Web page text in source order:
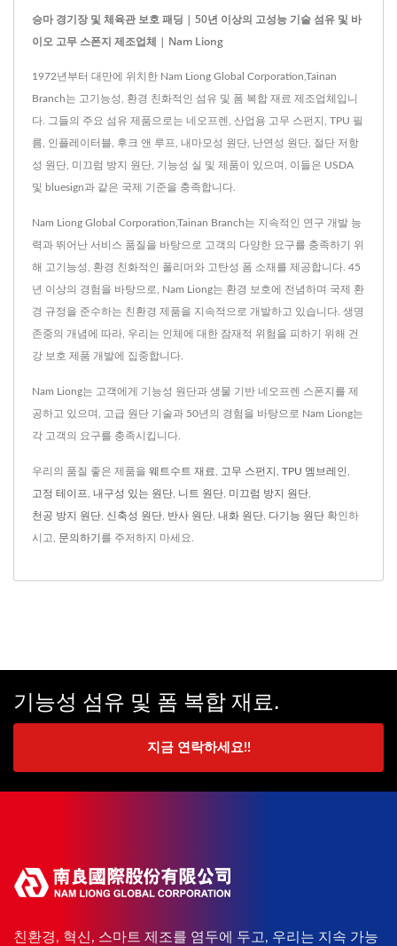
승마 경기장 및 체육관 보호 패딩 | 50년 이상의 고성능 기술 섬유 및 바
이오 고무 스폰지 제조업체 | Nam Liong
1972년부터 대만에 위치한 Nam Liong Global Corporation,Tainan
Branch는 고기능성, 환경 친화적인 섬유 및 폼 복합 재료 제조업체입니
다. 그들의 주요 섬유 제품으로는 네오프렌, 산업용 고무 스펀지, TPU 필
름, 인플레이터블, 후크 앤 루프, 내마모성 원단, 난연성 원단, 절단 저항
성 원단, 미끄럼 방지 원단, 기능성 실 및 제품이 있으며, 이들은 USDA
및 bluesign과 같은 국제 기준을 충족합니다.
Nam Liong Global Corporation,Tainan Branch는 지속적인 연구 개발 능
력과 뛰어난 서비스 품질을 바탕으로 고객의 다양한 요구를 충족하기 위
해 고기능성, 환경 친화적인 폴리머와 고탄성 폼 소재를 제공합니다. 45
년 이상의 경험을 바탕으로, Nam Liong는 환경 보호에 전념하며 국제 환
경 규정을 준수하는 친환경 제품을 지속적으로 개발하고 있습니다. 생명
존중의 개념에 따라, 우리는 인체에 대한 잠재적 위험을 피하기 위해 건
강 보호 제품 개발에 집중합니다.
Nam Liong는 고객에게 기능성 원단과 생물 기반 네오프렌 스폰지를 제
공하고 있으며, 고급 원단 기술과 50년의 경험을 바탕으로 Nam Liong는
각 고객의 요구를 충족시킵니다.
우리의 품질 좋은 제품을 웨트수트 재료, 고무 스펀지 , TPU 멤브레인 ,
고정 테이프, 내구성 있는 원단, 니트 원단, 미끄럼 방지 원단,
천공 방지 원단, 신축성 원단, 반사 원단, 내화 원단, 다기능 원단 확인하
시고, 문의하기 를 주저하지 마세요.
기능성 섬유 및 폼 복합 재료.
지금 연락하세요!!
친환경, 혁신, 스마트 제조를 염두에 두고, 우리는 지속 가능